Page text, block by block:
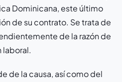
Dominicana, este último
de su contrato. Se trata de
de la razón de
laboral.
de la causa, así como del